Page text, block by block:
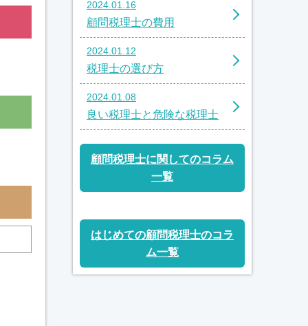
2024.01.16
顧問税理士の費用
2024.01.12
税理士の選び方
2024.01.08
良い税理士と危険な税理士
顧問税理士に関してのコラム
一覧
はじめての顧問税理士のコラ
ム一覧